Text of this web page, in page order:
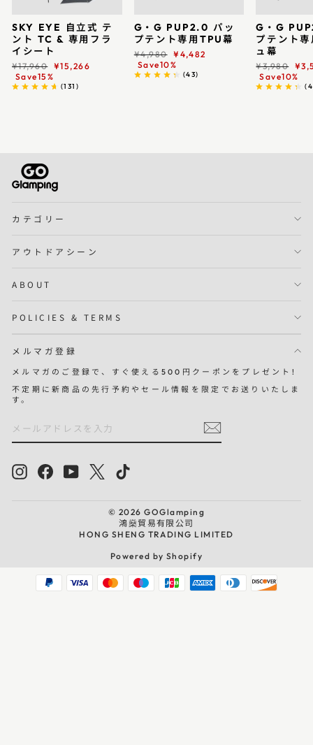
SKY EYE 自立式 テ
ント TC & 専用フラ
イシート
通
常
価
¥17,960 r
e
d
¥15,266
Save15%
(131 )
G・G PUP2.0 パッ
プテント専用TPU幕
通
常
価
¥4,980 r
e
d
¥4,482
Save10%
(43)
G・G
プテント
ュ幕
通
常
価
¥3,980 r
e
d
Save10%
(
カテゴリー
アウトドアシーン
ABOUT
POLICIES & TERMS
メルマガ登録
メルマガのご登録で、すぐ使える500円クーポンをプレゼント!
不定期に新商品の先行予約やセール情報を限定でお送りいたしま
す。
ー
レ
ス
期
InstagramFacebook
YouTubeTwitter
© 2026 GOGlamping
鴻燊貿易有限公司
HONG SHENG TRADING LIMITED
Powered by Shopify